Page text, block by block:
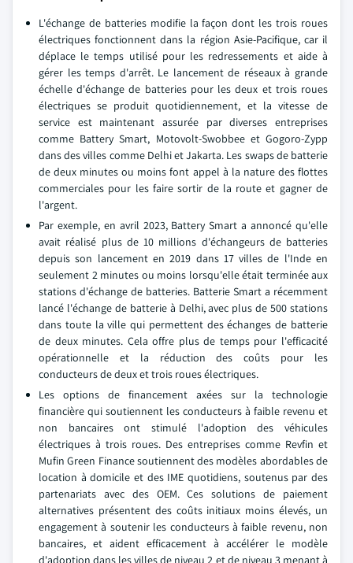
L'échange de batteries modifie la façon dont les trois roues
électriques fonctionnent dans la région Asie-Pacifique, car il
déplace le temps utilisé pour les redressements et aide à
gérer les temps d'arrêt. Le lancement de réseaux à grande
échelle d'échange de batteries pour les deux et trois roues
électriques se produit quotidiennement, et la vitesse de
service est maintenant assurée par diverses entreprises
comme Battery Smart, Motovolt-Swobbee et Gogoro-Zypp
dans des villes comme Delhi et Jakarta. Les swaps de batterie
de deux minutes ou moins font appel à la nature des flottes
commerciales pour les faire sortir de la route et gagner de
l'argent.
Par exemple, en avril 2023, Battery Smart a annoncé qu'elle
avait réalisé plus de 10 millions d'échangeurs de batteries
depuis son lancement en 2019 dans 17 villes de l'Inde en
seulement 2 minutes ou moins lorsqu'elle était terminée aux
stations d'échange de batteries. Batterie Smart a récemment
lancé l'échange de batterie à Delhi, avec plus de 500 stations
dans toute la ville qui permettent des échanges de batterie
de deux minutes. Cela offre plus de temps pour l'efficacité
opérationnelle et la réduction des coûts pour les
conducteurs de deux et trois roues électriques.
Les options de financement axées sur la technologie
financière qui soutiennent les conducteurs à faible revenu et
non bancaires ont stimulé l'adoption des véhicules
électriques à trois roues. Des entreprises comme Revfin et
Mufin Green Finance soutiennent des modèles abordables de
location à domicile et des IME quotidiens, soutenus par des
partenariats avec des OEM. Ces solutions de paiement
alternatives présentent des coûts initiaux moins élevés, un
engagement à soutenir les conducteurs à faible revenu, non
bancaires, et aident efficacement à accélérer le modèle
d'adoption dans les villes de niveau 2 et de niveau 3 menant à